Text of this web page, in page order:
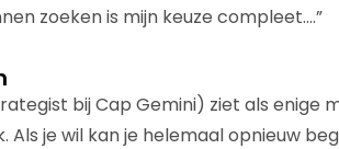
zoeken is mijn keuze compleet….”
bij Cap Gemini) ziet als
Als je wil kan je helemaal opnieuw